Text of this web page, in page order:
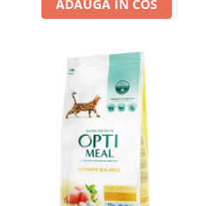
ADAUGA IN COS